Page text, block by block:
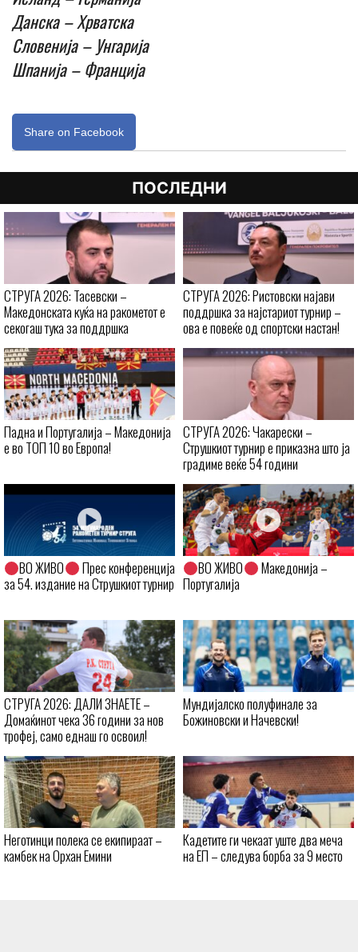
Данска – Хрватска
Словенија – Унгарија
Шпанија – Франција
Share on Facebook
ПОСЛЕДНИ
СТРУГА 2026: Тасевски –
Македонската куќа на ракометот е
секогаш тука за поддршка
СТРУГА 2026: Ристовски најави
поддршка за најстариот турнир –
ова е повеќе од спортски настан!
Падна и Португалија – Македонија
е во ТОП 10 во Европа!
СТРУГА 2026: Чакарески –
Струшкиот турнир е приказна што ја
градиме веќе 54 години
ВО ЖИВО
Прес конференција
за 54. издание на Струшкиот турнир
ВО ЖИВО
Македонија –
Португалија
СТРУГА 2026: ДАЛИ ЗНАЕТЕ –
Домаќинот чека 36 години за нов
трофеј, само еднаш го освоил!
Мундијалско полуфинале за
Божиновски и Начевски!
Неготинци полека се екипираат –
камбек на Орхан Емини
Кадетите ги чекаат уште два меча
на ЕП – следува борба за 9 место